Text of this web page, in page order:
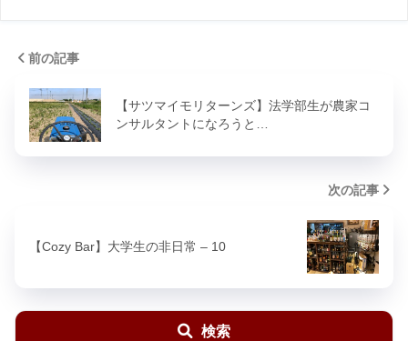
前の記事
【サツマイモリターンズ】法学部生が農家コ
ンサルタントになろうと…
次の記事
【Cozy Bar】大学生の非日常 – 10
検索